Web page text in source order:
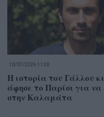
10/07/2026 11:38
Η ιστορία του Γάλλου
άφησε το Παρίσι για
στην Καλαμάτα